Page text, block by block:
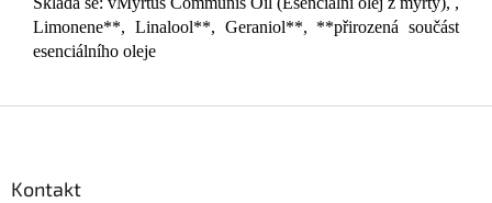
Limonene**, Linalool**, Geraniol**, **přirozená součást
esenciálního oleje
Kontakt